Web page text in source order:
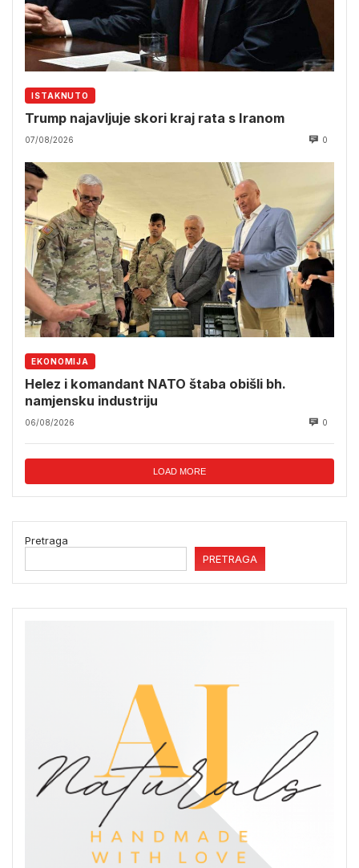
ISTAKNUTO
Trump najavljuje skori kraj rata s Iranom
07/08/2026 0
EKONOMIJA
Helez i komandant NATO štaba obišli bh.
namjensku industriju
06/08/2026 0
LOAD MORE
Pretraga
PRETRAGA